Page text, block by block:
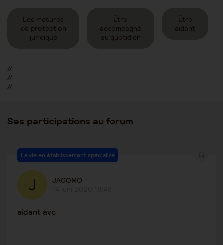
Les mesures
de protection
juridique
Être
accompagné
au quotidien
Être
aidant
//
//
//
Ses participations au forum
La vie en établissement spécialisé
JACOMO
aidant avc